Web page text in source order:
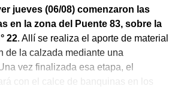
jueves (06/08) comenzaron las
en la zona del Puente 83, sobre la
22. Allí se realiza el aporte de material
de la calzada mediante una
vez finalizada esa etapa, el
con el calce de banquinas en los